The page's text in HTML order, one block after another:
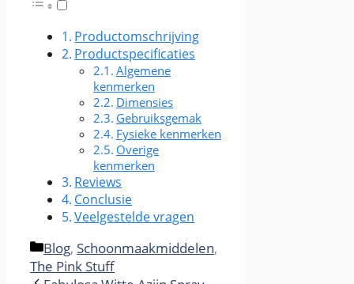
Productomschrijving
Productspecificaties
Algemene
kenmerken
Dimensies
Gebruiksgemak
Fysieke kenmerken
Overige
kenmerken
Reviews
Conclusie
Veelgestelde vragen
Categories
Blog, Schoonmaakmiddelen,
The Pink Stuff